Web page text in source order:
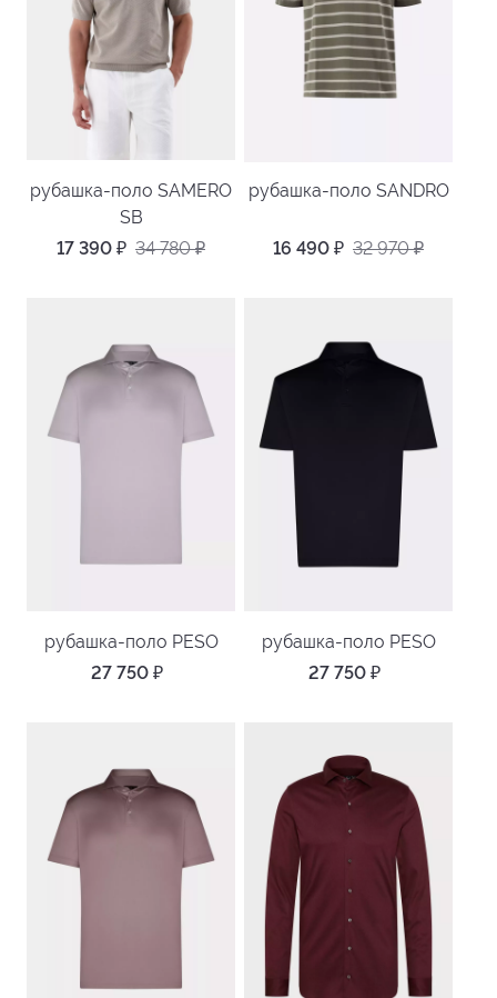
рубашка-поло SAMERO
SB
17 390 ₽ 34 780₽
рубашка-поло SANDRO
16 490 ₽ 32 970₽
рубашка-поло PESO
27 750 ₽
рубашка-поло PESO
27 750 ₽